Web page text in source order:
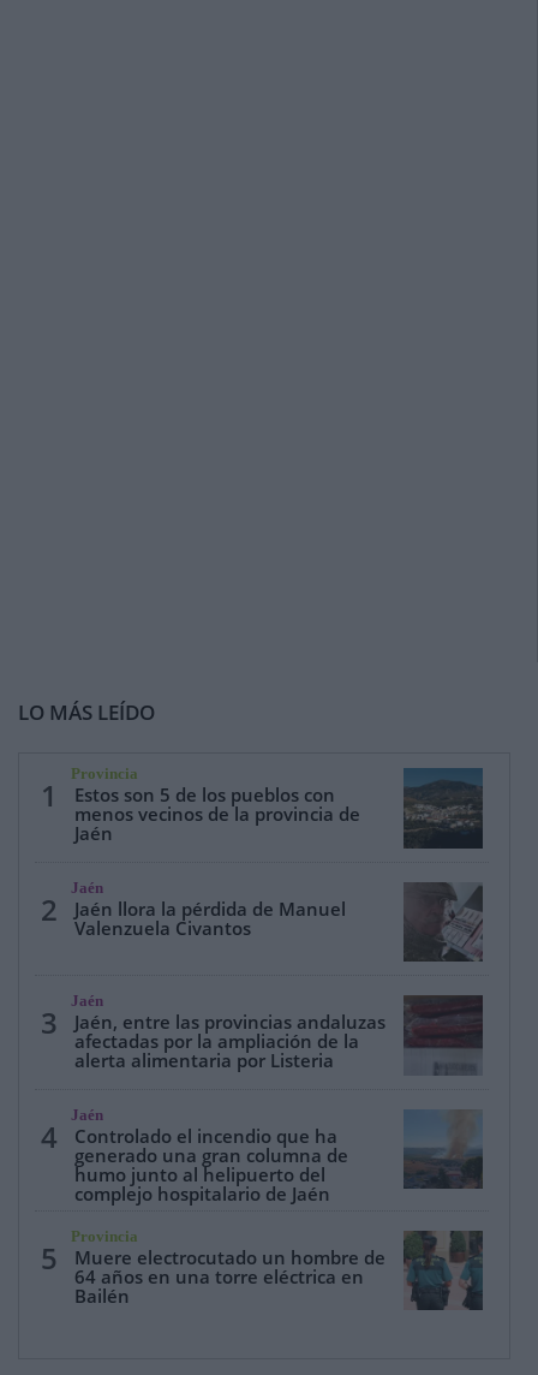
LO MÁS LEÍDO
1
Provincia
Estos son 5 de los pueblos con
menos vecinos de la provincia de
Jaén
2
Jaén
Jaén llora la pérdida de Manuel
Valenzuela Civantos
3
Jaén
Jaén, entre las provincias andaluzas
afectadas por la ampliación de la
alerta alimentaria por Listeria
4
Jaén
Controlado el incendio que ha
generado una gran columna de
humo junto al helipuerto del
complejo hospitalario de Jaén
5
Provincia
Muere electrocutado un hombre de
64 años en una torre eléctrica en
Bailén